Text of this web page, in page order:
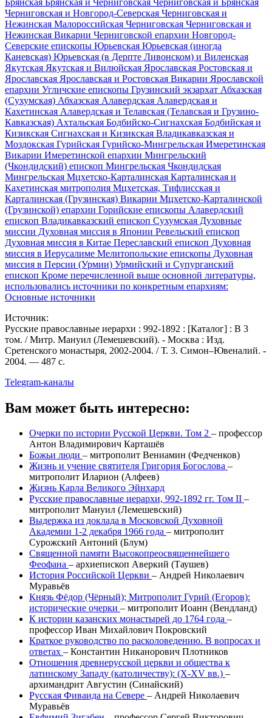
Черниговская и Новгород-Северская Черниговская и
Нежинская Малороссийская Черниговская Черниговская и
Нежинская Викарии Черниговской епархии Новгород-
Северские епископы Юрьевская Юрьевская (иногда
Каневская) Юрьевская (в Дерпте Ливонском) и Виленская
Якутская Якутская и Вилюйская Ярославская Ростовская и
Ярославская Ярославская и Ростовская Викарии Ярославской
епархии Угличские епископы Грузинский экзархат Абхазская
(Сухумская) Абхазская Алавердская Алавердская и
Кахетинская Алавердская и Телавская (Телавская и Грузино-
Кавказская) Ахтальская Бодбийско-Сигнахская Бодбийская и
Кизикская Сигнахская и Кизикская Владикавказская и
Моздокская Гурийская Гурийско-Мингрельская Имеретинская
Викарии Имеретинской епархии Мингрельский
(Чкондидский) епископ Мингрельская Чкондидская
Мингрельская Мцхетско-Карталинская Карталинская и
Кахетинская митрополия Мцхетская, Тифлисская и
Карталинская (Грузинская) Викарии Мцхетско-Карталинской
(Грузинской) епархии Горийские епископы Алавердский
епископ Владикавказский епископ Сухумская Духовные
миссии Духовная миссия в Японии Ревельский епископ
Духовная миссия в Китае Переславский епископ Духовная
миссия в Иерусалиме Мелитопольские епископы Духовная
миссия в Персии (Урмии) Урмийский и Супурганский
епископ Кроме перечисленной выше основной литературы,
использовались источники по конкретным епархиям:
Основные источники
Источник:
Русские православные иерархи : 992-1892 : [Каталог] : В 3
том. / Митр. Мануил (Лемешевский). - Москва : Изд.
Сретенского монастыря, 2002-2004. / Т. 3. Симон–Ювеналий. -
2004. — 487 с.
Telegram-каналы
Вам может быть интересно:
Очерки по истории Русской Церкви. Том 2 – профессор
Антон Владимирович Карташёв
Божьи люди – митрополит Вениамин (Федченков)
Жизнь и учение святителя Григория Богослова –
митрополит Иларион (Алфеев)
Жизнь Карла Великого Эйнхард
Русские православные иерархи, 992-1892 гг. Том II –
митрополит Мануил (Лемешевский)
Выдержка из доклада в Московской Духовной
Академии 1-2 декабря 1966 года – митрополит
Сурожский Антоний (Блум)
Священной памяти Высокопреосвященнейшего
Феофана – архиепископ Аверкий (Таушев)
История Российской Церкви – Андрей Николаевич
Муравьёв
Князь Фёдор (Чёрный); Митрополит Гурий (Егоров):
исторические очерки – митрополит Иоанн (Вендланд)
К истории казанских монастырей до 1764 года –
профессор Иван Михайлович Покровский
Краткое руководство по расколоведению. В вопросах и
ответах – Константин Никанорович Плотников
Отношения древнерусской церкви и общества к
латинскому Западу (католичеству): (X-XV вв.) –
архимандрит Августин (Синайский)
Русская Фиваида на Севере – Андрей Николаевич
Муравьёв